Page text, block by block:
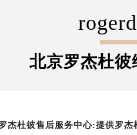
北京罗杰杜
杰杜彼售后服务中心:提供罗